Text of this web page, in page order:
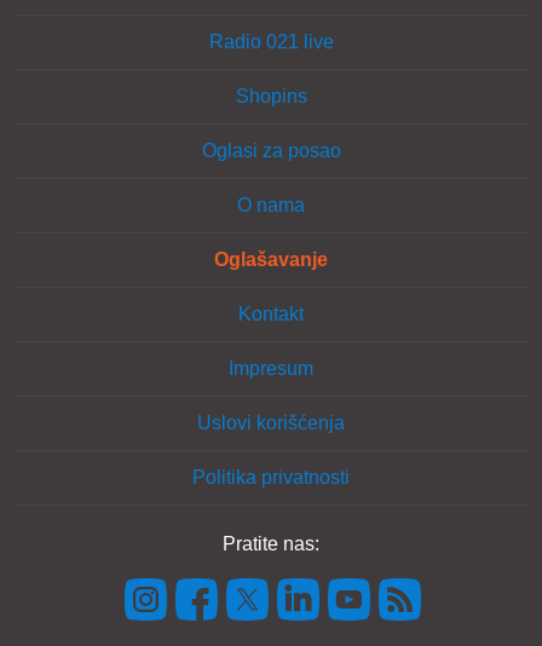
Radio 021 live
Shopins
Oglasi za posao
O nama
Oglašavanje
Kontakt
Impresum
Uslovi korišćenja
Politika privatnosti
Pratite nas: